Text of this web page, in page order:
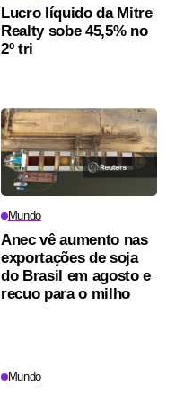
Lucro líquido da Mitre
Realty sobe 45,5% no
2º tri
Mundo
Anec vê aumento nas
exportações de soja
do Brasil em agosto e
recuo para o milho
Mundo